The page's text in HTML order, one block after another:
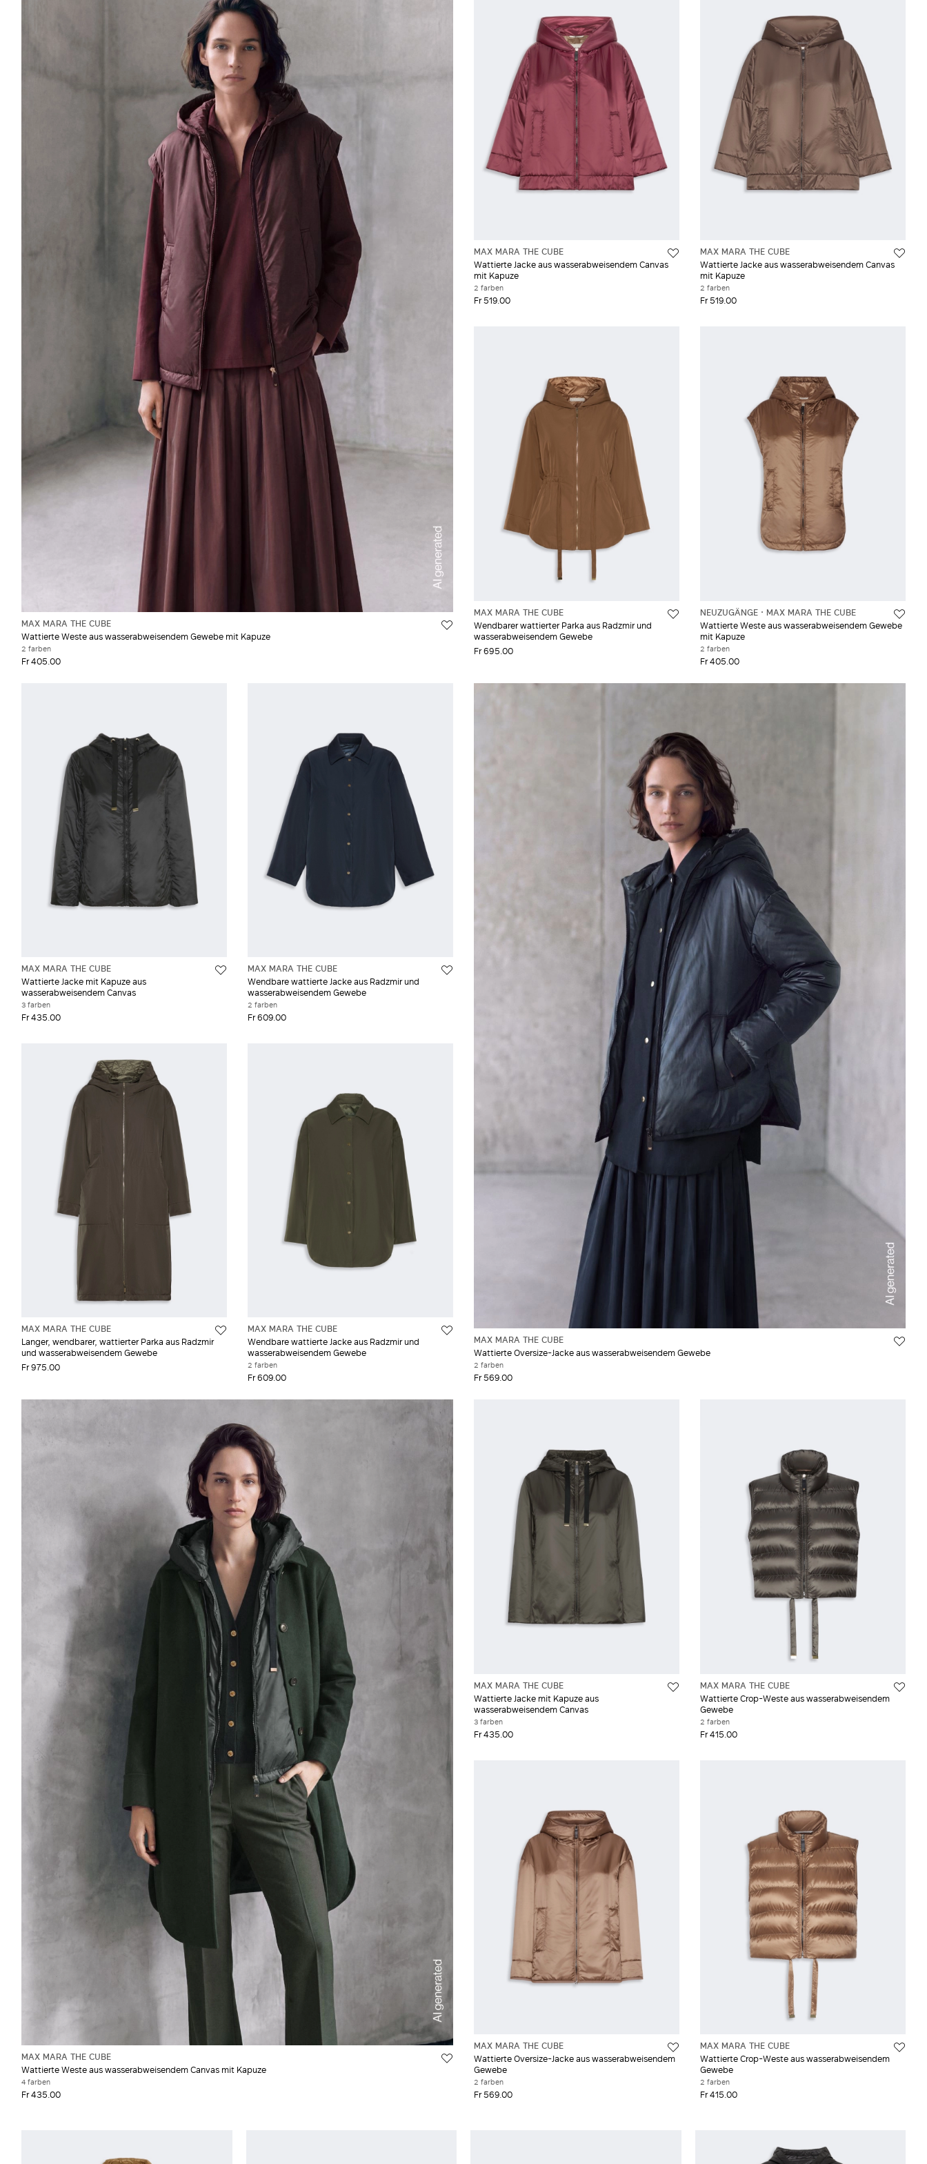
MAX MARA THE CUBE
Wattierte Weste aus wasserabweisendem Gewebe mit Kapuze
2 farben
Fr 405.00
MAX MARA THE CUBE
Wattierte Jacke aus wasserabweisendem Canvas
mit Kapuze
2 farben
Fr 519.00
MAX MARA THE CUBE
Wattierte Jacke aus wasserabweisendem Canvas
mit Kapuze
2 farben
Fr 519.00
MAX MARA THE CUBE
Wendbarer wattierter Parka aus Radzmir und
wasserabweisendem Gewebe
Fr 695.00
NEUZUGÄNGE
MAX MARA THE CUBE
Wattierte Weste aus wasserabweisendem Gewebe
mit Kapuze
2 farben
Fr 405.00
MAX MARA THE CUBE
Wattierte Jacke mit Kapuze aus
wasserabweisendem Canvas
3 farben
Fr 435.00
MAX MARA THE CUBE
Wendbare wattierte Jacke aus Radzmir und
wasserabweisendem Gewebe
2 farben
Fr 609.00
MAX MARA THE CUBE
Langer, wendbarer, wattierter Parka aus Radzmir
und wasserabweisendem Gewebe
Fr 975.00
MAX MARA THE CUBE
Wendbare wattierte Jacke aus Radzmir und
wasserabweisendem Gewebe
2 farben
Fr 609.00
MAX MARA THE CUBE
Wattierte Oversize-Jacke aus wasserabweisendem Gewebe
2 farben
Fr 569.00
MAX MARA THE CUBE
Wattierte Weste aus wasserabweisendem Canvas mit Kapuze
4 farben
Fr 435.00
MAX MARA THE CUBE
Wattierte Jacke mit Kapuze aus
wasserabweisendem Canvas
3 farben
Fr 435.00
MAX MARA THE CUBE
Wattierte Crop-Weste aus wasserabweisendem
Gewebe
2 farben
Fr 415.00
MAX MARA THE CUBE
Wattierte Oversize-Jacke aus wasserabweisendem
Gewebe
2 farben
Fr 569.00
MAX MARA THE CUBE
Wattierte Crop-Weste aus wasserabweisendem
Gewebe
2 farben
Fr 415.00